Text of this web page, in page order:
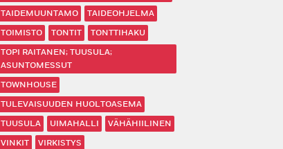
TAIDEMUUNTAMO
TAIDEOHJELMA
TOIMISTO
TONTIT
TONTTIHAKU
TOPI RAITANEN; TUUSULA;
ASUNTOMESSUT
TOWNHOUSE
TULEVAISUUDEN HUOLTOASEMA
TUUSULA
UIMAHALLI
VÄHÄHIILINEN
VINKIT
VIRKISTYS